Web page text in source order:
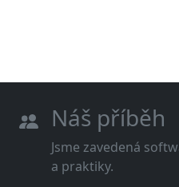
Náš příběh
Jsme zavedená
a praktiky.